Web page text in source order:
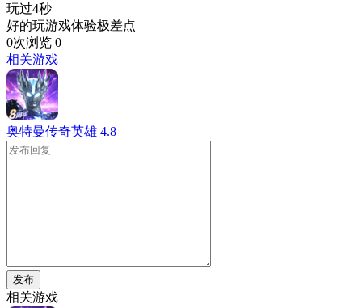
玩过4秒
好的玩游戏体验极差点
0次浏览 0
相关游戏
奥特曼传奇英雄 4.8
发布
相关游戏